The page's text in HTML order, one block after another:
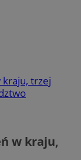
kraju, trzej
w kraju,